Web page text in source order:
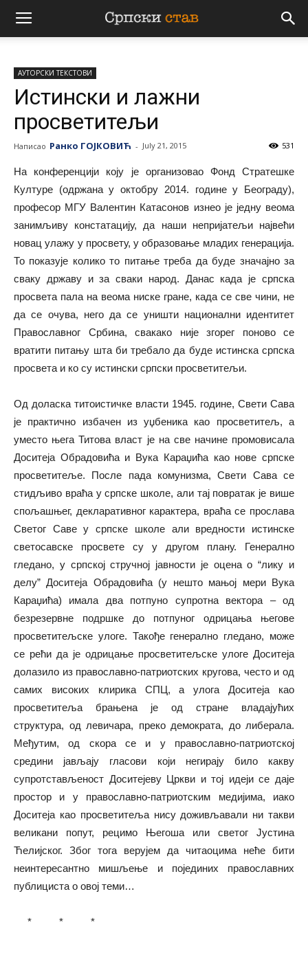
Српски
став
АУТОРСКИ ТЕКСТОВИ
Истински и лажни
просветитељи
Написао Ранко ГОЈКОВИЋ - July 21, 2015 531
На конференцији коју је организовао Фонд Стратешке
Културе (одржана у октобру 2014. године у Београду),
професор МГУ Валентин Катасонов изнео је једну веома
занимљиву констатацију, да наши непријатељи највећи
новац улажу у просвету, у образовање младих генерација.
То показује колико то питање треба да буде значајно за
сваку државу и за сваки народ. Данас када је српска
просвета пала на веома ниске гране, када се све чини, не
да се очува, него да се уништи национални идентитет
Православног Србина, свакако није згорег поново се
вратити питању шта би требало да буде истинска српска
просвета и ко су истински српски просветитељи.
Од доласка титоистичке власти 1945. године, Свети Сава
је практично избачен из уџбеника као просветитељ, а
уместо њега Титова власт је на све начине промовисала
Доситеја Обрадовића и Вука Караџића као нове српске
просветитеље. После пада комунизма, Свети Сава се
стидљиво враћа у српске школе, али тај повратак је више
спољашњег, декларативног карактера, враћа се прослава
Светог Саве у српске школе али вредности истинске
светосавске просвете су у другом плану. Генерално
гледано, у српској стручној јавности је оцена о “лику и
делу” Доситеја Обрадовића (у нешто мањој мери Вука
Караџића) имала два потпуно супротна вектора – од
безрезервне подршке до потпуног одрицања његове
просветитељске улоге. Такође генерално гледано, може
се рећи да је одрицање просветитељске улоге Доситеја
долазило из православно-патриотских кругова, често и од
самих високих клирика СПЦ, а улога Доситеја као
просветитеља брањена је од стране владајућих
структура, од левичара, преко демократа, до либерала.
Међутим, од скора се и у православно-патриотској
средини јављају гласови који негирају било какву
супротстављеност Доситејеву Цркви и тој идеји се даје
простор и у православно-патриотским медијима, иако
Доситеја као просветитеља нису доживљавали ни такви
великани попут, рецимо Његоша или светог Јустина
Ћелијског. Због тога верујем да читаоцима неће бити
неинтересантно мишљење и појединих православних
публициста о овој теми…
* * *